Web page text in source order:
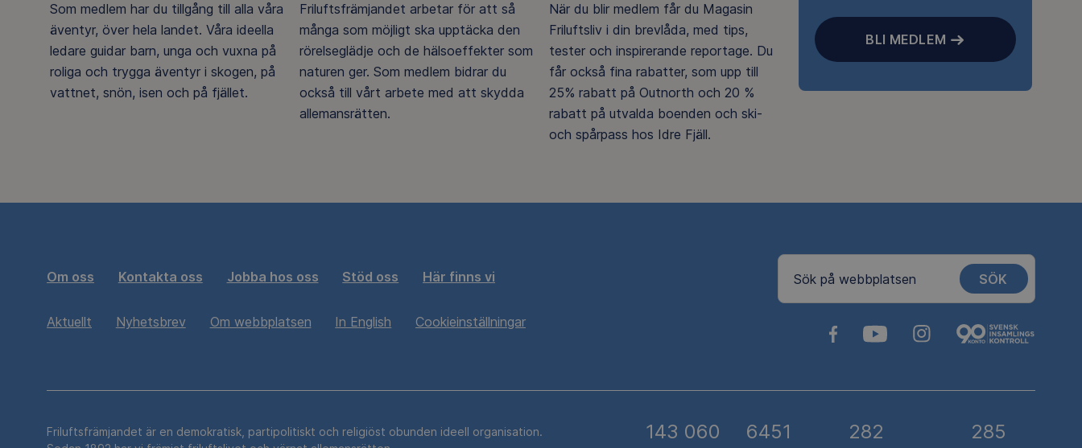
Som medlem har du tillgång till alla våra
äventyr, över hela landet. Våra ideella
ledare guidar barn, unga och vuxna på
roliga och trygga äventyr i skogen, på
vattnet, snön, isen och på fjället.
Friluftsfrämjandet arbetar för att så
många som möjligt ska upptäcka den
rörelseglädje och de hälsoeffekter som
naturen ger. Som medlem bidrar du
också till vårt arbete med att skydda
allemansrätten.
När du blir medlem får du Magasin
Friluftsliv i din brevlåda, med tips,
tester och inspirerande reportage. Du
får också fina rabatter, som upp till
25% rabatt på Outnorth och 20 %
rabatt på utvalda boenden och ski-
och spårpass hos Idre Fjäll.
BLI MEDLEM
Om oss Kontakta oss Jobba hos oss Stöd oss Här finns vi
Aktuellt Nyhetsbrev Om webbplatsen In English Cookieinställningar
Sök på webbplatsen SÖK
Friluftsfrämjandet är en demokratisk, partipolitiskt och religiöst obunden ideell organisation.
143 060 6451 282 285